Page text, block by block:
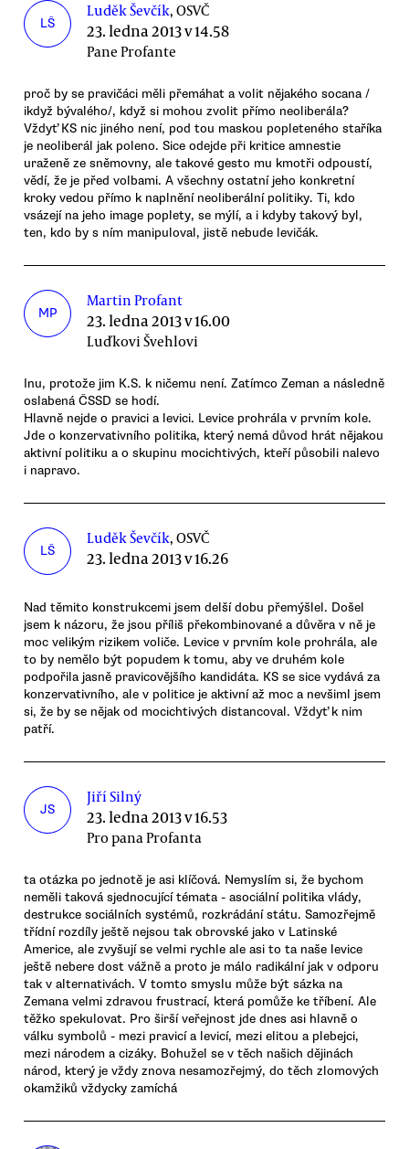
LŠ
Luděk Ševčík, OSVČ
23. ledna 2013 v 14.58
Pane Profante
proč by se pravičáci měli přemáhat a volit nějakého socana /
ikdyž bývalého/, když si mohou zvolit přímo neoliberála?
Vždyť KS nic jiného není, pod tou maskou popleteného staříka
je neoliberál jak poleno. Sice odejde při kritice amnestie
uraženě ze sněmovny, ale takové gesto mu kmotři odpoustí,
vědí, že je před volbami. A všechny ostatní jeho konkretní
kroky vedou přímo k naplnění neoliberální politiky. Ti, kdo
vsázejí na jeho image poplety, se mýlí, a i kdyby takový byl,
ten, kdo by s ním manipuloval, jistě nebude levičák.
MP
Martin Profant
23. ledna 2013 v 16.00
Luďkovi Švehlovi
Inu, protože jim K.S. k ničemu není. Zatímco Zeman a následně
oslabená ČSSD se hodí.
Hlavně nejde o pravici a levici. Levice prohrála v prvním kole.
Jde o konzervativního politika, který nemá důvod hrát nějakou
aktivní politiku a o skupinu mocichtivých, kteří působili nalevo
i napravo.
LŠ
Luděk Ševčík, OSVČ
23. ledna 2013 v 16.26
Nad těmito konstrukcemi jsem delší dobu přemýšlel. Došel
jsem k názoru, že jsou příliš překombinované a důvěra v ně je
moc velikým rizikem voliče. Levice v prvním kole prohrála, ale
to by nemělo být popudem k tomu, aby ve druhém kole
podpořila jasně pravicovějšího kandidáta. KS se sice vydává za
konzervativního, ale v politice je aktivní až moc a nevšiml jsem
si, že by se nějak od mocichtivých distancoval. Vždyť k nim
patří.
JS
Jiří Silný
23. ledna 2013 v 16.53
Pro pana Profanta
ta otázka po jednotě je asi klíčová. Nemyslím si, že bychom
neměli taková sjednocující témata - asociální politika vlády,
destrukce sociálních systémů, rozkrádání státu. Samozřejmě
třídní rozdíly ještě nejsou tak obrovské jako v Latinské
Americe, ale zvyšují se velmi rychle ale asi to ta naše levice
ještě nebere dost vážně a proto je málo radikální jak v odporu
tak v alternativách. V tomto smyslu může být sázka na
Zemana velmi zdravou frustrací, která pomůže ke tříbení. Ale
těžko spekulovat. Pro širší veřejnost jde dnes asi hlavně o
válku symbolů - mezi pravicí a levicí, mezi elitou a plebejci,
mezi národem a cizáky. Bohužel se v těch našich dějinách
národ, který je vždy znova nesamozřejmý, do těch zlomových
okamžiků vždycky zamíchá